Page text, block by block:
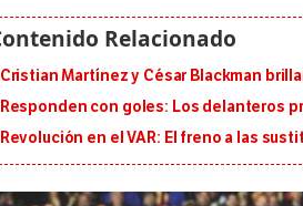
Cristian Martínez y César Blackman
Responden con goles: Los delanteros
Revolución en el VAR: El freno a las